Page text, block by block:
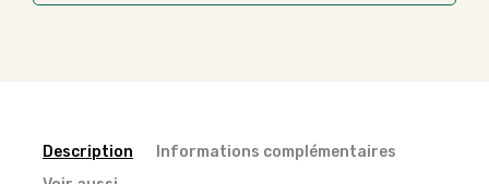
Description
Informations complémentaires